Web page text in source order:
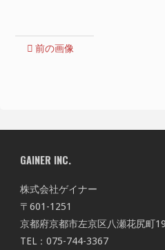
前の画像
GAINER INC.
株式会社ゲイナー
〒601-1251
京都府京都市左京区八瀬花尻町
TEL：075-744-3367